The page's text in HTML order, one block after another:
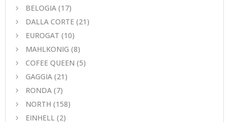
BELOGIA (17)
DALLA CORTE (21)
EUROGAT (10)
MAHLKONIG (8)
COFEE QUEEN (5)
GAGGIA (21)
RONDA (7)
NORTH (158)
EINHELL (2)